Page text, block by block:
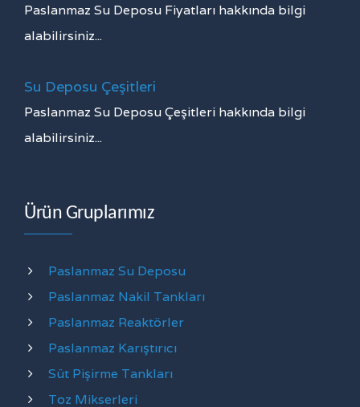
Paslanmaz Su Deposu Fiyatları hakkında bilgi
alabilirsiniz...
Su Deposu Çeşitleri
Paslanmaz Su Deposu Çeşitleri hakkında bilgi
alabilirsiniz...
Ürün Gruplarımız
Paslanmaz Su Deposu
Paslanmaz Nakil Tankları
Paslanmaz Reaktörler
Paslanmaz Karıştırıcı
Süt Pişirme Tankları
Toz Mikserleri